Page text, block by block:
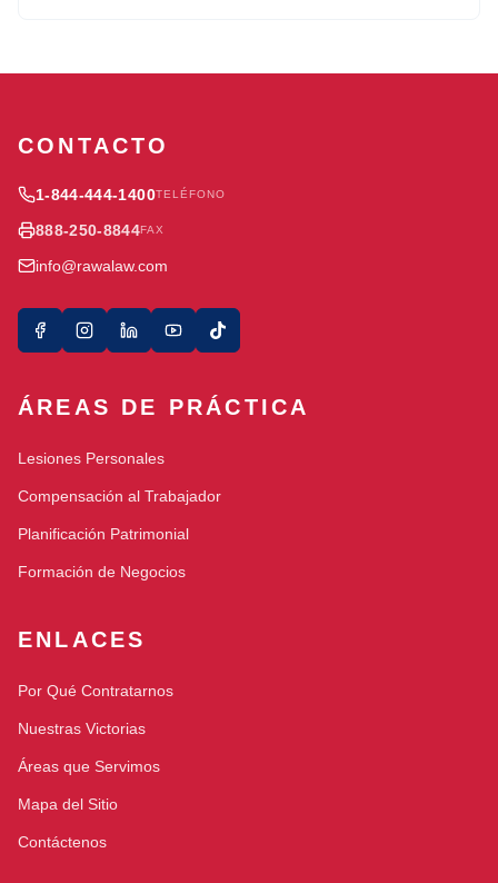
CONTACTO
1-844-444-1400TELÉFONO
888-250-8844FAX
info@rawalaw.com
ÁREAS DE PRÁCTICA
Lesiones Personales
Compensación al Trabajador
Planificación Patrimonial
Formación de Negocios
ENLACES
Por Qué Contratarnos
Nuestras Victorias
Áreas que Servimos
Mapa del Sitio
Contáctenos